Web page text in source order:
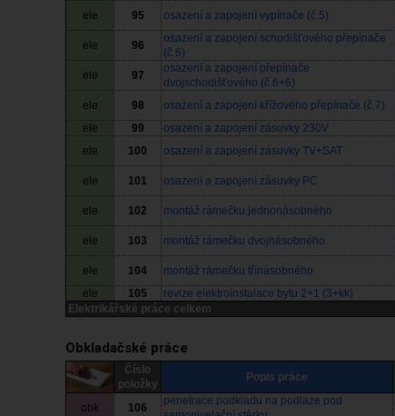
ele 95 osazení a zapojení vypínače (č.5)
ele 96
osazení a zapojení schodišťového přepínače
(č.6)
ele 97
osazení a zapojení přepínače
dvojschodišťového (č.6+6)
ele 98 osazení a zapojení křížového přepínače (č.7)
ele
99 osazení a zapojení zásuvky 230V
ele
100 osazení a zapojení zásuvky TV+SAT
ele 101 osazení a zapojení zásuvky PC
ele 102 montáž rámečku jednonásobného
ele 103 montáž rámečku dvojnásobného
ele 104 montáž rámečku třínásobného
ele
105 revize elektroinstalace bytu 2+1 (3+kk)
Elektrikářské práce celkem
Obkladačské práce
Číslo
položky
Popis práce
obk
106
penetrace podkladu na podlaze pod